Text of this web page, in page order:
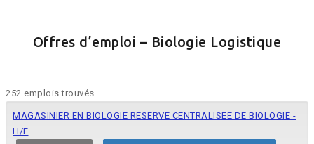
Offres d’emploi – Biologie Logistique
252 emplois trouvés
MAGASINIER EN BIOLOGIE RESERVE CENTRALISEE DE BIOLOGIE -
H/F